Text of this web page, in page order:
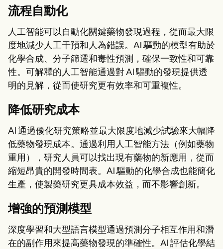
流程自動化
人工智能可以自動化關鍵藥物發現過程，從而最大限
度地減少人工干預和人為錯誤。AI 驅動的模型有助於
化學合成、分子篩選和毒性預測，確保一致性和可靠
性。可解釋的人工智能通過對 AI 驅動的發現提供透
明的見解，從而使研究更有效率和可重複性。
降低研究成本
AI 通過優化研究策略並最大限度地減少試驗來大幅降
低藥物發現成本。通過利用人工智能方法（例如藥物
重用），研究人員可以找出現有藥物的新應用，從而
縮短昂貴的開發時間表。AI 驅動的化學合成也能簡化
生產，使製藥研究更具成本效益，而不影響創新。
增強的預測模型
深度學習和大型語言模型通過預測分子相互作用和潛
在的副作用來提高藥物發現的準確性。AI 評估化學結